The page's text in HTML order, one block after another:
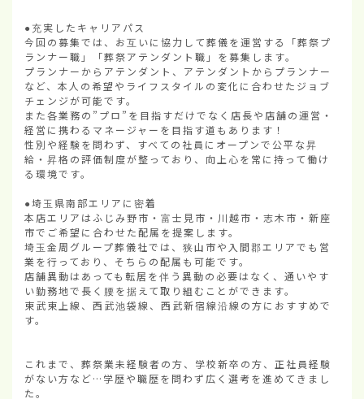
●充実したキャリアパス
今回の募集では、お互いに協力して葬儀を運営する「葬祭プ
ランナー職」「葬祭アテンダント職」を募集します。
プランナーからアテンダント、アテンダントからプランナー
など、本人の希望やライフスタイルの変化に合わせたジョブ
チェンジが可能です。
また各業務の”プロ”を目指すだけでなく店長や店舗の運営・
経営に携わるマネージャーを目指す道もあります！
性別や経験を問わず、すべての社員にオープンで公平な昇
給・昇格の評価制度が整っており、向上心を常に持って働け
る環境です。
●埼玉県南部エリアに密着
本店エリアはふじみ野市・富士見市・川越市・志木市・新座
市でご希望に合わせた配属を提案します。
埼玉金周グループ葬儀社では、狭山市や入間郡エリアでも営
業を行っており、そちらの配属も可能です。
店舗異動はあっても転居を伴う異動の必要はなく、通いやす
い勤務地で長く腰を据えて取り組むことができます。
東武東上線、西武池袋線、西武新宿線沿線の方におすすめで
す。
これまで、葬祭業未経験者の方、学校新卒の方、正社員経験
がない方など…学歴や職歴を問わず広く選考を進めてきまし
た。